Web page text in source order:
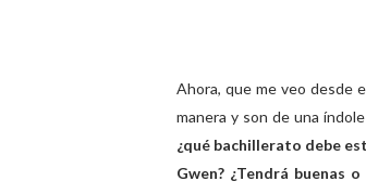
Ahora, que me veo desde
manera y son de una
¿qué bachillerato debe
Gwen? ¿Tendrá buenas